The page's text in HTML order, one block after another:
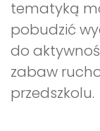
tematyką
pobudzić
do
zabaw
przedszkolu.